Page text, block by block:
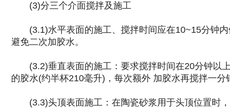
(3)分三个介面搅拌及施工
(3.1)水平表面的施工、搅拌时间应在10~15分钟内
避免二次加胶水。
(3.2)垂直表面的施工：要求搅拌时间在20分钟以
的胶水(约半杯210毫升)，每次额外 加胶水再搅拌一分
(3.3)头顶表面施工：在陶瓷砂浆用于头顶位置时，